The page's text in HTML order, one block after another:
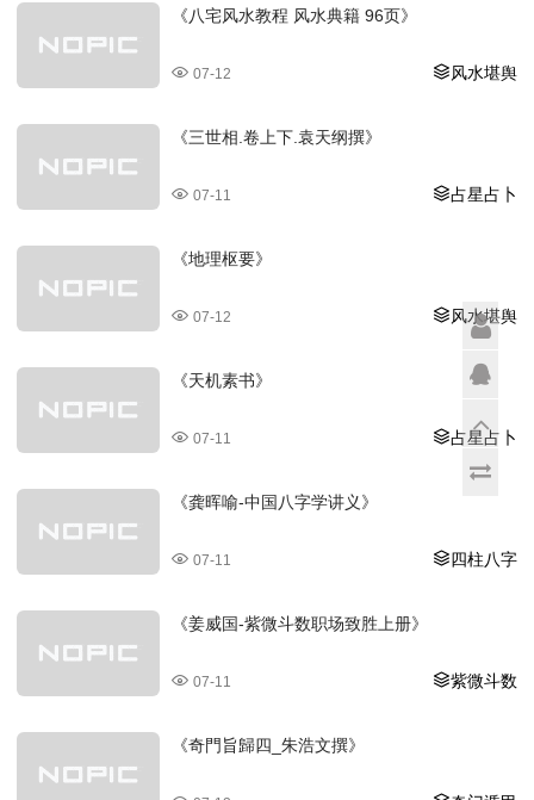
《八宅风水教程 风水典籍 96页》
风水堪舆
07-12
《三世相.卷上下.袁天纲撰》
占星占卜
07-11
《地理枢要》
风水堪舆
07-12
《天机素书》
占星占卜
07-11
《龚晖喻-中国八字学讲义》
四柱八字
07-11
《姜威国-紫微斗数职场致胜上册》
紫微斗数
07-11
《奇門旨歸四_朱浩文撰》